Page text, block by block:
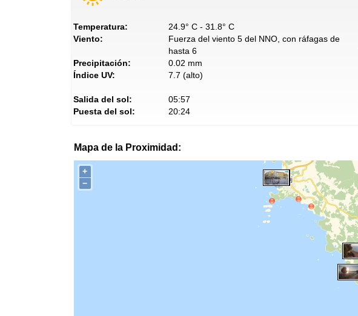
Temperatura:
24.9° C - 31.8° C
Viento:
Fuerza del viento 5 del NNO, con ráfagas de
hasta 6
Precipitación:
0.02 mm
Índice UV:
7.7 (alto)
Salida del sol:
05:57
Puesta del sol:
20:24
Mapa de la Proximidad:
+
−